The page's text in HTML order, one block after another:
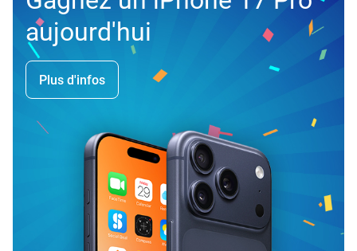
aujourd'hui
Plus d'infos